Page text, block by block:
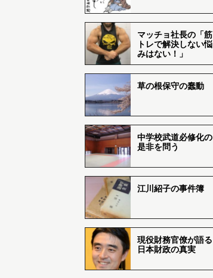
マッチョ社長の「筋
トレで解決しない悩
みはない！」
草の根保守の蠢動
中学校武道必修化の
是非を問う
江川紹子の事件簿
現役財務官僚が語る
日本財政の真実